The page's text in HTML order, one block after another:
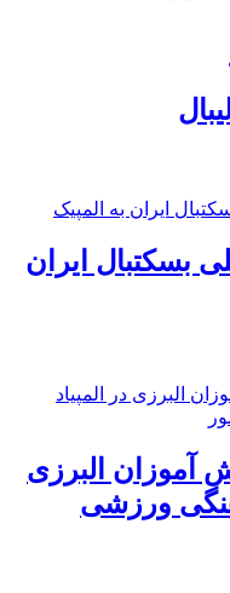
بسکتبال ایران
البرزی
ورزشی